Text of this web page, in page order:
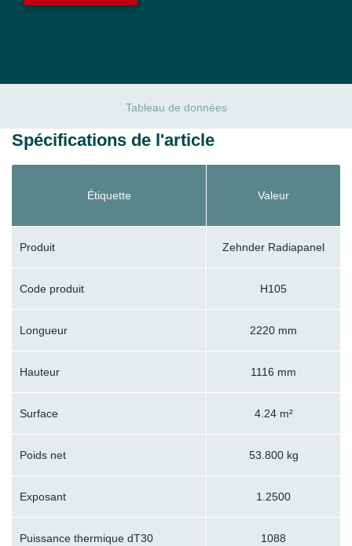
Tableau de données
Spécifications de l'article
Étiquette Valeur
Produit Zehnder Radiapanel
Code produit H105
Longueur 2220 mm
Hauteur 1116 mm
Surface 4.24 m²
Poids net 53.800 kg
Exposant 1.2500
Puissance thermique dT30 1088